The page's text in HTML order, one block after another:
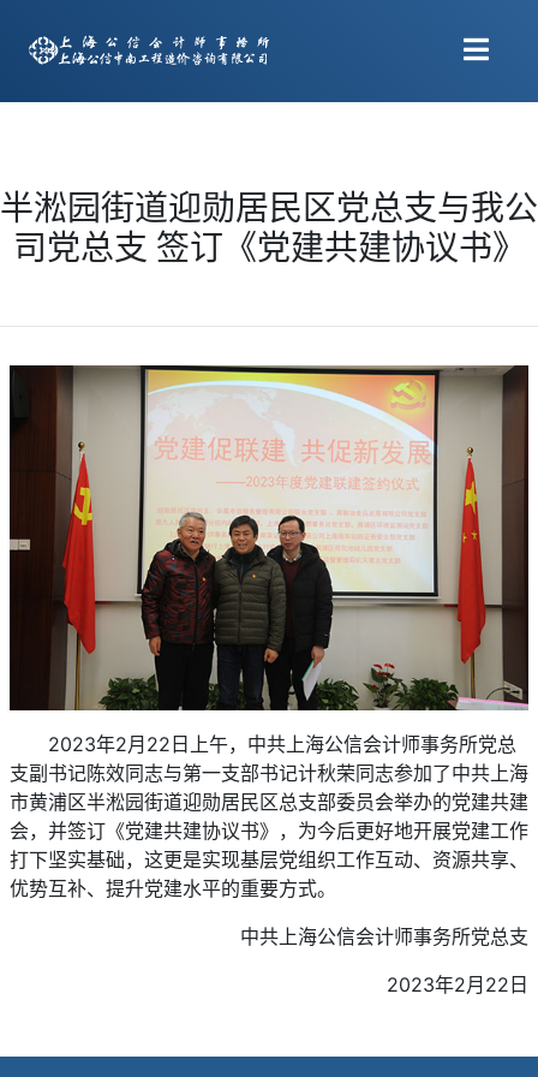
半淞园街道迎勋居民区党总支与我公
司党总支 签订《党建共建协议书》
2023年2月22日上午，中共上海公信会计师事务所党总
支副书记陈效同志与第一支部书记计秋荣同志参加了中共上海
市黄浦区半淞园街道迎勋居民区总支部委员会举办的党建共建
会，并签订《党建共建协议书》，为今后更好地开展党建工作
打下坚实基础，这更是实现基层党组织工作互动、资源共享、
优势互补、提升党建水平的重要方式。
中共上海公信会计师事务所党总支
2023年2月22日